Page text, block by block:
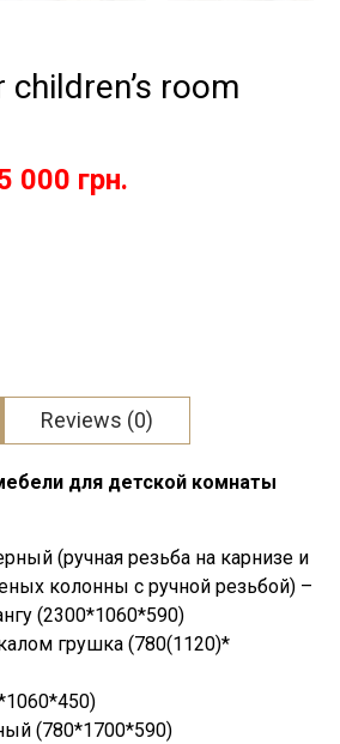
room
грн..
000 грн.
Reviews (0)
для детской комнаты
(ручная резьба на карнизе и
колонны с ручной резьбой) –
(2300*1060*590)
грушка (780(1120)*
(780*1700*590)